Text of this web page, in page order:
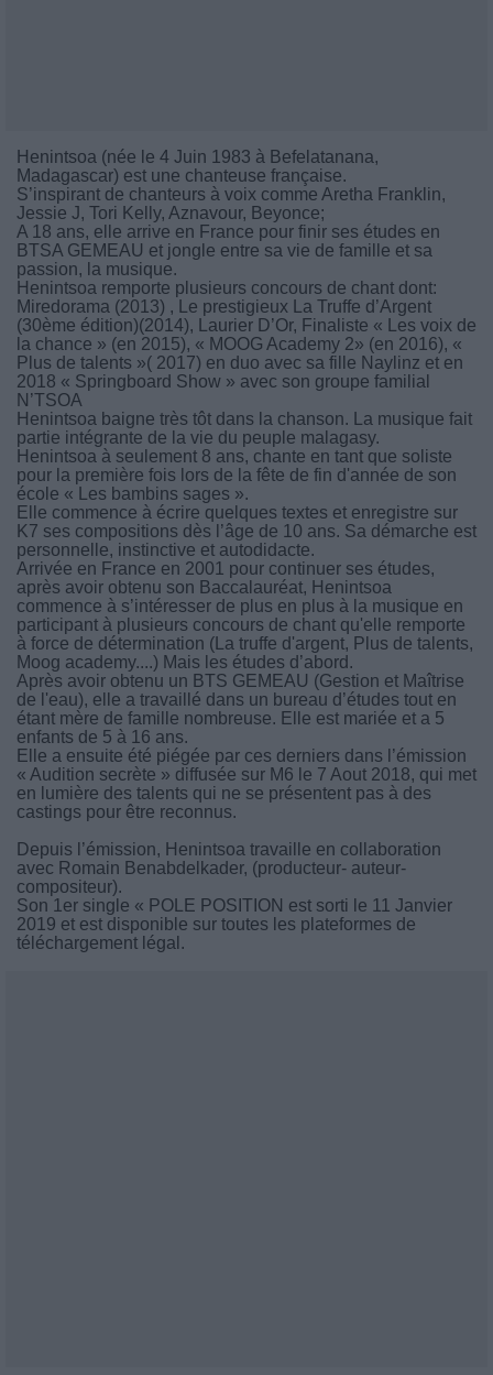
Henintsoa (née le 4 Juin 1983 à Befelatanana,
Madagascar) est une chanteuse française.
S’inspirant de chanteurs à voix comme Aretha Franklin,
Jessie J, Tori Kelly, Aznavour, Beyonce;
A 18 ans, elle arrive en France pour finir ses études en
BTSA GEMEAU et jongle entre sa vie de famille et sa
passion, la musique.
Henintsoa remporte plusieurs concours de chant dont:
Miredorama (2013) , Le prestigieux La Truffe d’Argent
(30ème édition)(2014), Laurier D’Or, Finaliste « Les voix de
la chance » (en 2015), « MOOG Academy 2» (en 2016), «
Plus de talents »( 2017) en duo avec sa fille Naylinz et en
2018 « Springboard Show » avec son groupe familial
N’TSOA
Henintsoa baigne très tôt dans la chanson. La musique fait
partie intégrante de la vie du peuple malagasy.
Henintsoa à seulement 8 ans, chante en tant que soliste
pour la première fois lors de la fête de fin d'année de son
école « Les bambins sages ».
Elle commence à écrire quelques textes et enregistre sur
K7 ses compositions dès l’âge de 10 ans. Sa démarche est
personnelle, instinctive et autodidacte.
Arrivée en France en 2001 pour continuer ses études,
après avoir obtenu son Baccalauréat, Henintsoa
commence à s’intéresser de plus en plus à la musique en
participant à plusieurs concours de chant qu'elle remporte
à force de détermination (La truffe d'argent, Plus de talents,
Moog academy....) Mais les études d’abord.
Après avoir obtenu un BTS GEMEAU (Gestion et Maîtrise
de l'eau), elle a travaillé dans un bureau d’études tout en
étant mère de famille nombreuse. Elle est mariée et a 5
enfants de 5 à 16 ans.
Elle a ensuite été piégée par ces derniers dans l’émission
« Audition secrète » diffusée sur M6 le 7 Aout 2018, qui met
en lumière des talents qui ne se présentent pas à des
castings pour être reconnus.
Depuis l’émission, Henintsoa travaille en collaboration
avec Romain Benabdelkader, (producteur- auteur-
compositeur).
Son 1er single « POLE POSITION est sorti le 11 Janvier
2019 et est disponible sur toutes les plateformes de
téléchargement légal.